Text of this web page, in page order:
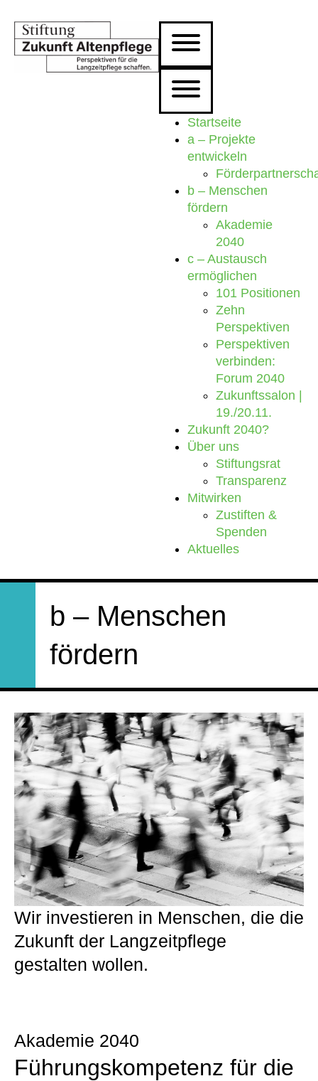
Startseite
a – Projekte
entwickeln
b – Menschen
fördern
Akademie
2040
c – Austausch
ermöglichen
101 Positionen
Zehn
Perspektiven
Perspektiven
verbinden:
Forum 2040
Zukunftssalon |
19./20.11.
Zukunft 2040?
Über uns
Stiftungsrat
Transparenz
Mitwirken
Zustiften &
Spenden
Aktuelles
b – Menschen
fördern
Wir investieren in Menschen, die die
Zukunft der Langzeitpflege
gestalten wollen.
Akademie 2040
Führungskompetenz für die